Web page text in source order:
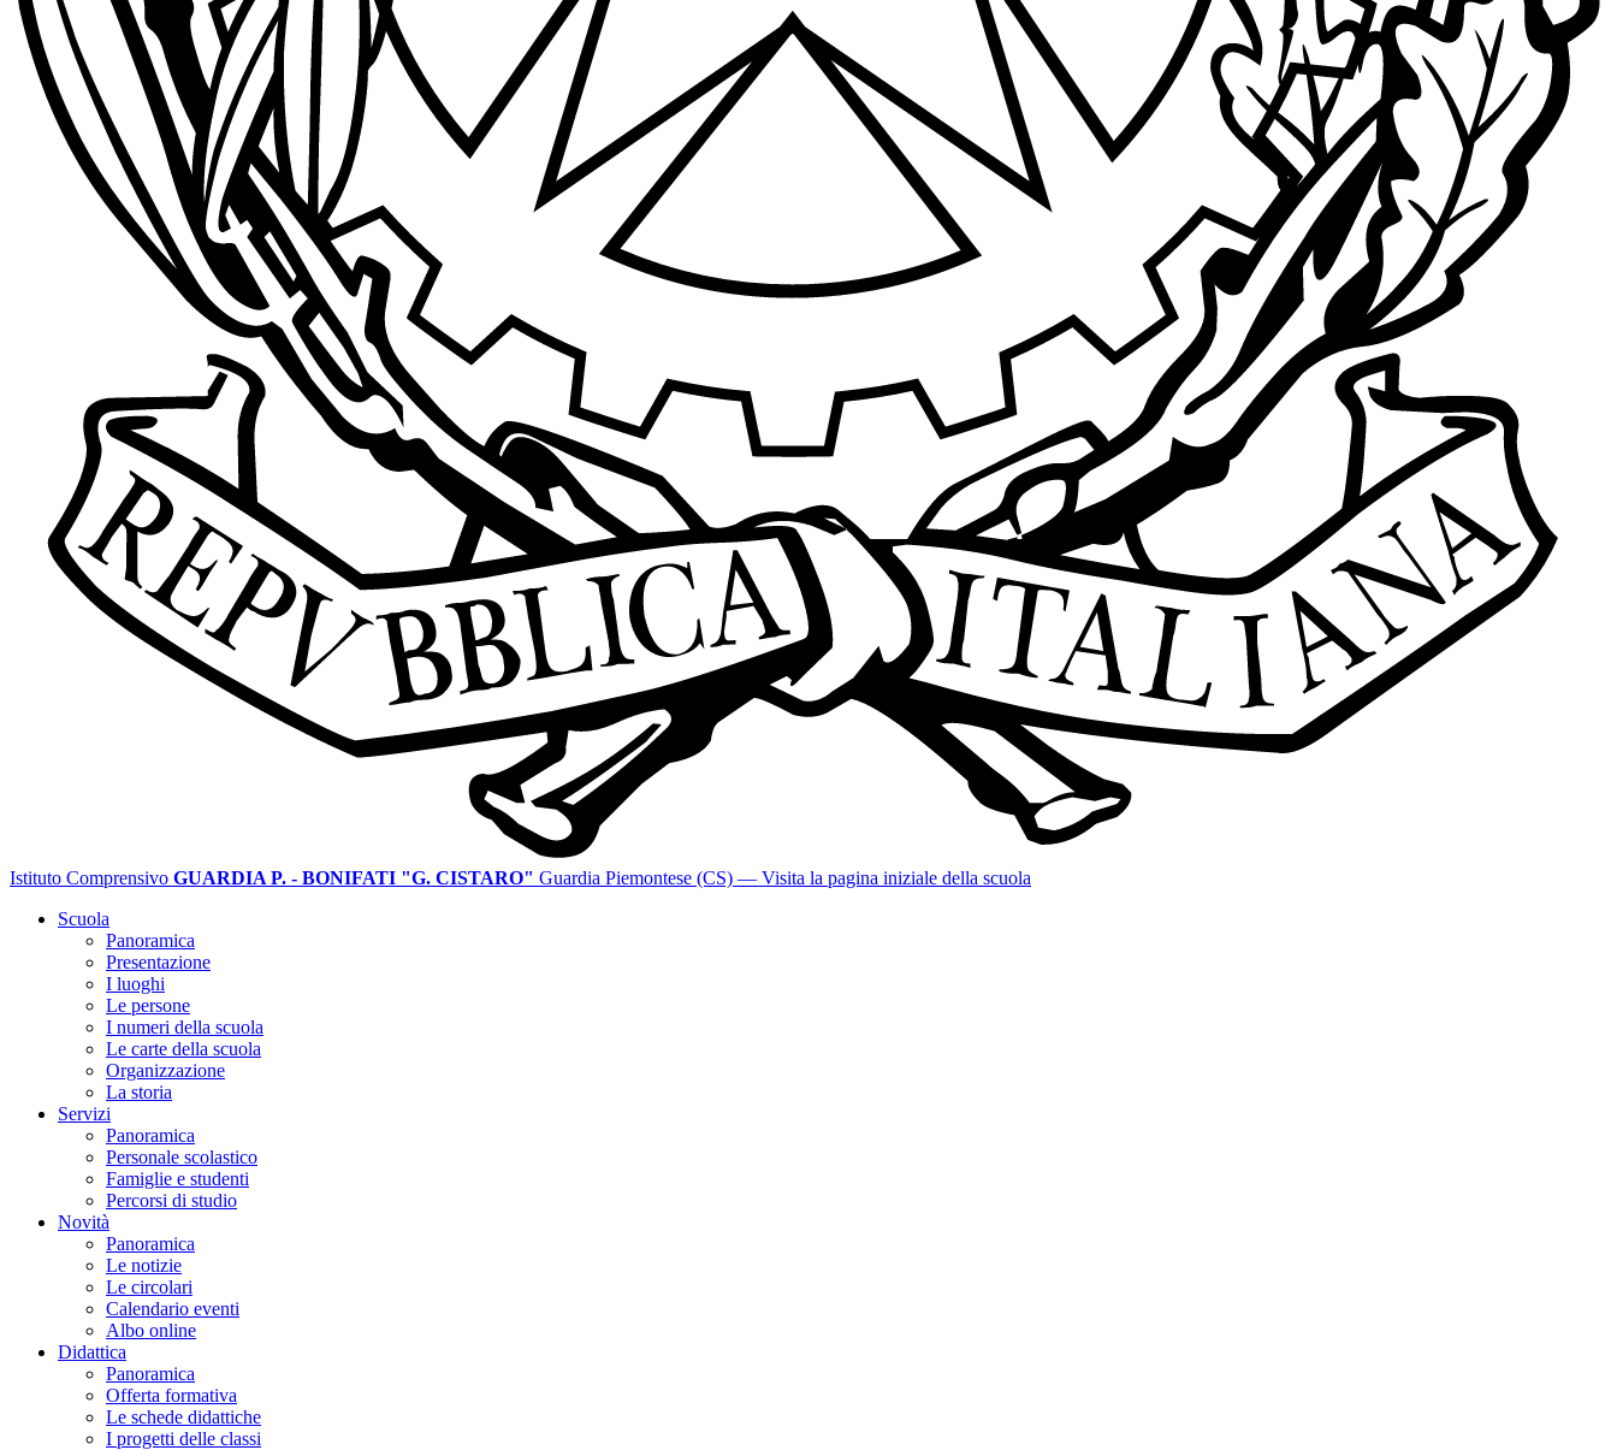
Istituto Comprensivo GUARDIA P. - BONIFATI "G. CISTARO" Guardia Piemontese (CS) — Visita la pagina iniziale della scuola
Scuola
Panoramica
Presentazione
I luoghi
Le persone
I numeri della scuola
Le carte della scuola
Organizzazione
La storia
Servizi
Panoramica
Personale scolastico
Famiglie e studenti
Percorsi di studio
Novità
Panoramica
Le notizie
Le circolari
Calendario eventi
Albo online
Didattica
Panoramica
Offerta formativa
Le schede didattiche
I progetti delle classi